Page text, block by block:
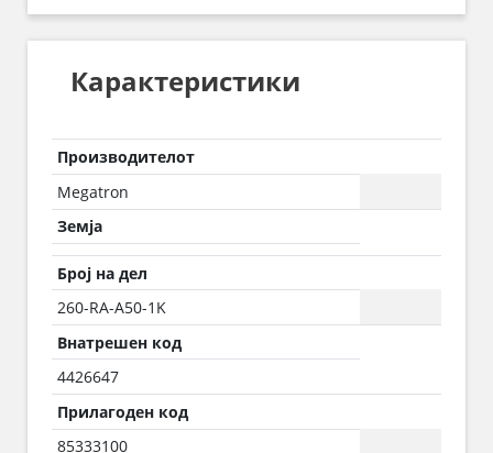
Карактеристики
Производителот
Megatron
Земја
Број на дел
260-RA-A50-1K
Внатрешен код
4426647
Прилагоден код
85333100